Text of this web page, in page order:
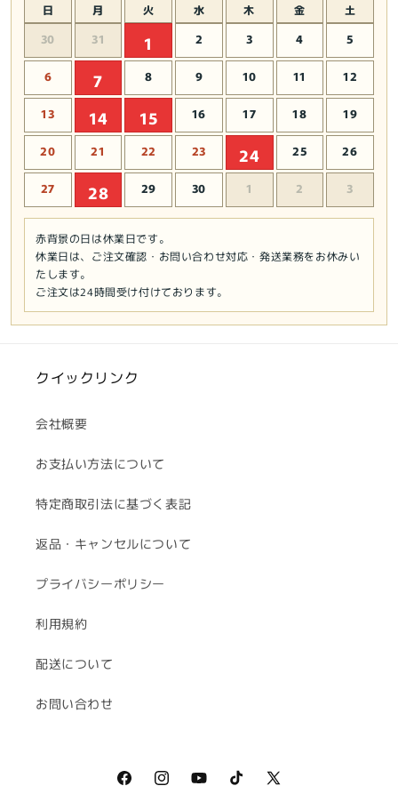
日 月 火 水 木 金 土
30 31 1 2 3 4 5
6 7 8 9 10 11 12
13 14 15 16 17 18 19
20 21 22 23 24 25 26
27 28 29 30 1 2 3
赤背景の日は休業日です。
休業日は、ご注文確認・お問い合わせ対応・発送業務をお休みい
たします。
ご注文は24時間受け付けております。
クイックリンク
会社概要
お支払い方法について
特定商取引法に基づく表記
返品・キャンセルについて
プライバシーポリシー
利用規約
配送について
お問い合わせ
FacebookInstagramYouTubeTikTok X